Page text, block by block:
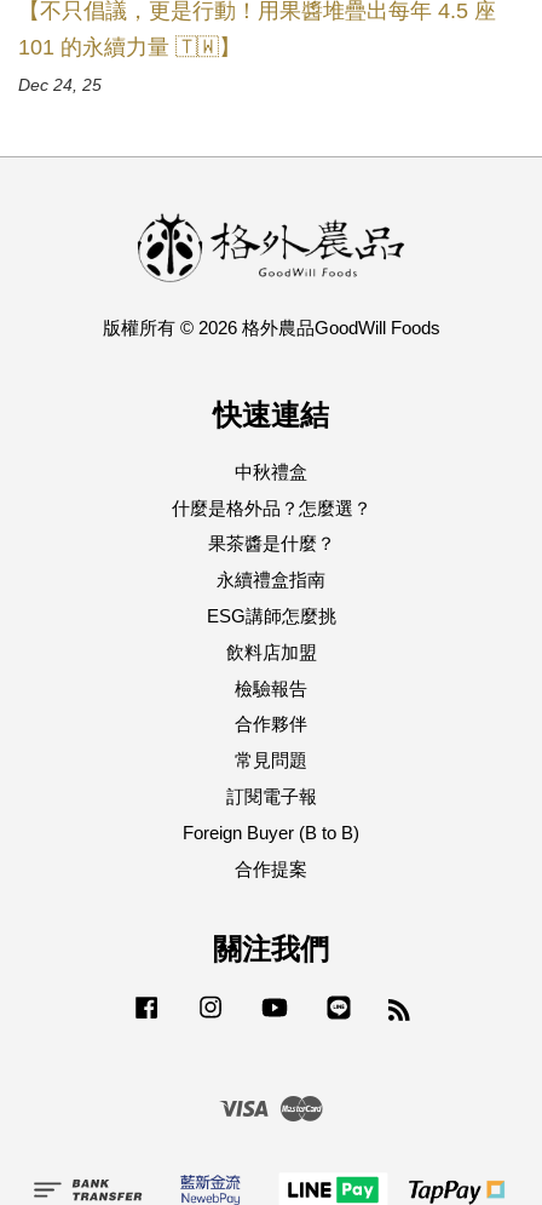
【不只倡議，更是行動！用果醬堆疊出每年 4.5 座
101 的永續力量 🇹🇼】
Dec 24, 25
版權所有 © 2026 格外農品GoodWill Foods
快速連結
中秋禮盒
什麼是格外品？怎麼選？
果茶醬是什麼？
永續禮盒指南
ESG講師怎麼挑
飲料店加盟
檢驗報告
合作夥伴
常見問題
訂閱電子報
Foreign Buyer (B to B)
合作提案
關注我們
Facebook Instagram YouTube
Visa